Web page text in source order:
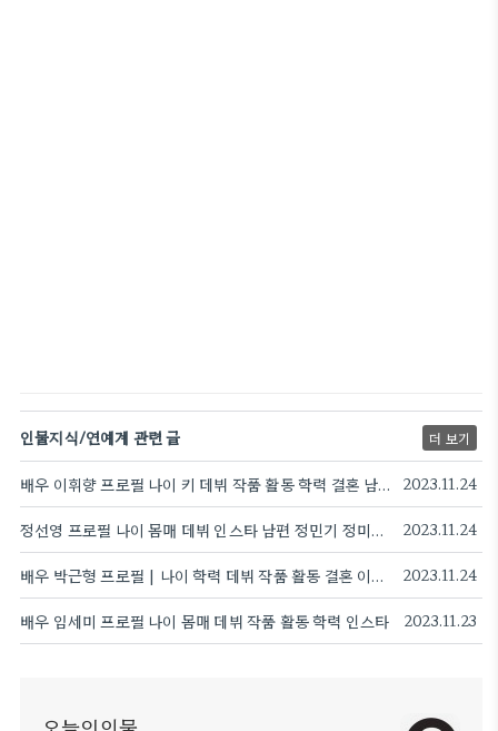
인물지식/연예계 관련 글 더 보기
배우 이휘향 프로필 나이 키 데뷔 작품 활동 학력 결혼 남편 자녀 2023.11.24
정선영 프로필 나이 몸매 데뷔 인스타 남편 정민기 정미녀 기상캐스터 아나운서 2023.11.24
배우 박근형 프로필 | 나이 학력 데뷔 작품 활동 결혼 이혼 재혼 자녀 2023.11.24
배우 임세미 프로필 나이 몸매 데뷔 작품 활동 학력 인스타 2023.11.23